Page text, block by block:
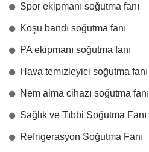
Spor ekipmanı soğutma fanı
Koşu bandı soğutma fanı
PA ekipmanı soğutma fanı
Hava temizleyici soğutma fanı
Nem alma cihazı soğutma fanı
Sağlık ve Tıbbi Soğutma Fanı
Refrigerasyon Soğutma Fanı